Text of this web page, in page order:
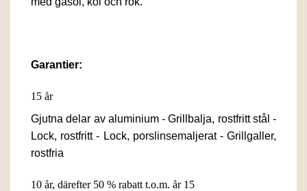
Garantier:
15 år
Gjutna delar av aluminium - Grillbalja, rostfritt stål -
Lock, rostfritt - Lock, porslinsemaljerat - Grillgaller,
rostfria
10 år, därefter 50 % rabatt t.o.m. år 15